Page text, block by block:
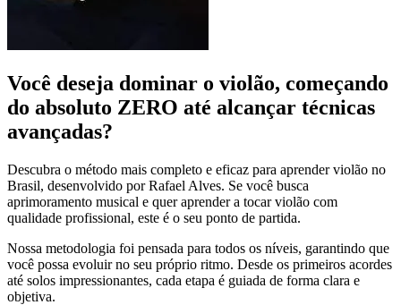
Você deseja dominar o violão, começando
do absoluto ZERO até alcançar técnicas
avançadas?
Descubra o método mais completo e eficaz para aprender violão no
Brasil, desenvolvido por Rafael Alves. Se você busca
aprimoramento musical e quer aprender a tocar violão com
qualidade profissional, este é o seu ponto de partida.
Nossa metodologia foi pensada para todos os níveis, garantindo que
você possa evoluir no seu próprio ritmo. Desde os primeiros acordes
até solos impressionantes, cada etapa é guiada de forma clara e
objetiva.